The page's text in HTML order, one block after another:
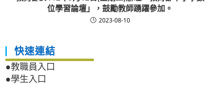
位學習論壇」，鼓勵教師踴躍參加。
2023-08-10
快速連結
●教職員入口
●學生入口